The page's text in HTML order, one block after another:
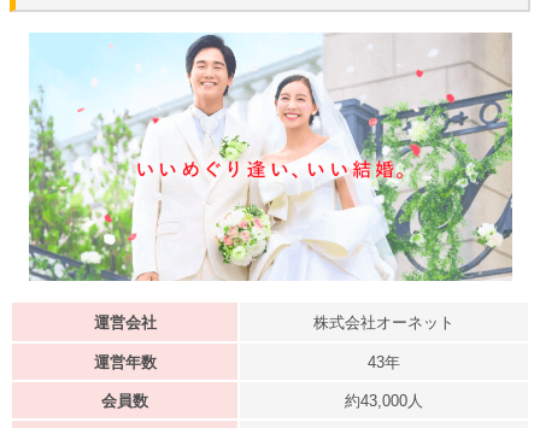
運営会社 株式会社オーネット
運営年数 43年
会員数 約43,000人